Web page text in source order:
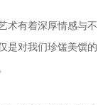
术有着深厚情感与不
是对我们珍馐美馔的